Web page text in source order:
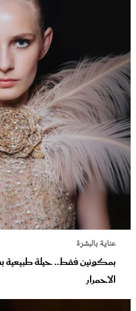
عناية بالبشرة
بمكونين فقط.. حيلة طبيعية
الاحمرار